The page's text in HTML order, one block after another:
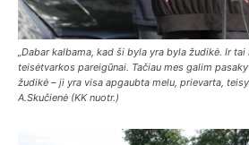
„Dabar kalbama, kad ši byla yra byla žudikė. Ir
teisėtvarkos pareigūnai. Tačiau mes galim
žudikė – ji yra visa apgaubta melu, prievarta,
A.Skučienė (KK nuotr.)